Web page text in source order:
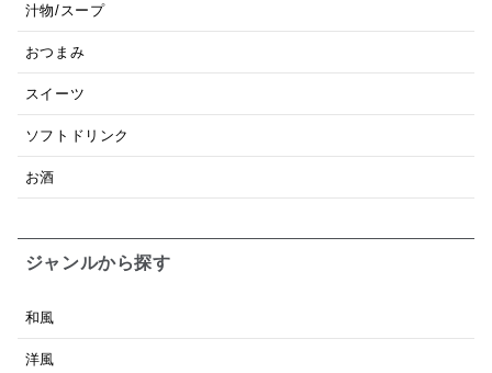
汁物/スープ
おつまみ
スイーツ
ソフトドリンク
お酒
ジャンルから探す
和風
洋風